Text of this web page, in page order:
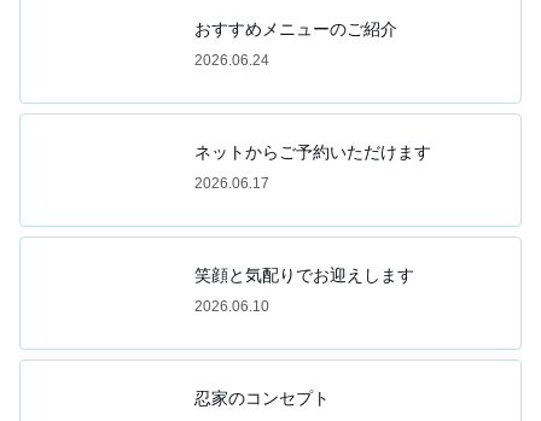
おすすめメニューのご紹介
2026.06.24
ネットからご予約いただけます
2026.06.17
笑顔と気配りでお迎えします
2026.06.10
忍家のコンセプト